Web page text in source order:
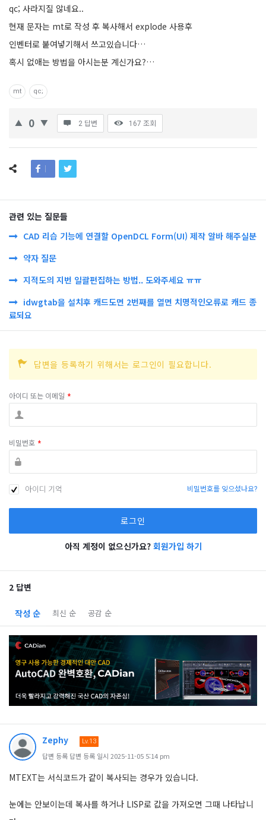
qc; 사라지질 않네요..
현재 문자는 mt로 작성 후 복사해서 explode 사용후
인벤터로 붙여넣기해서 쓰고있습니다…
혹시 없애는 방법을 아시는분 계신가요?…
mt qc;
0 2 답변 167 조회
관련 있는 질문들
CAD 리습 기능에 연결할 OpenDCL Form(UI) 제작 알바 해주실분
약자 질문
지적도의 지번 일괄편집하는 방법.. 도와주세요 ㅠㅠ
idwgtab을 설치후 캐드도면 2번째를 열면 치명적인오류로 캐드 종
료되요
답변을 등록하기 위해서는 로그인이 필요합니다.
아이디 또는 이메일 *
비밀번호 *
아이디 기억 비밀번호를 잊으셨나요?
아직 계정이 없으신가요? 회원가입 하기
2 답변
작성 순 최신 순 공감 순
Zephy Lv.13
답변 등록 답변 등록 일시 2025-11-05 5:14 pm
MTEXT는 서식코드가 같이 복사되는 경우가 있습니다.
눈에는 안보이는데 복사를 하거나 LISP로 값을 가져오면 그때 나타납니